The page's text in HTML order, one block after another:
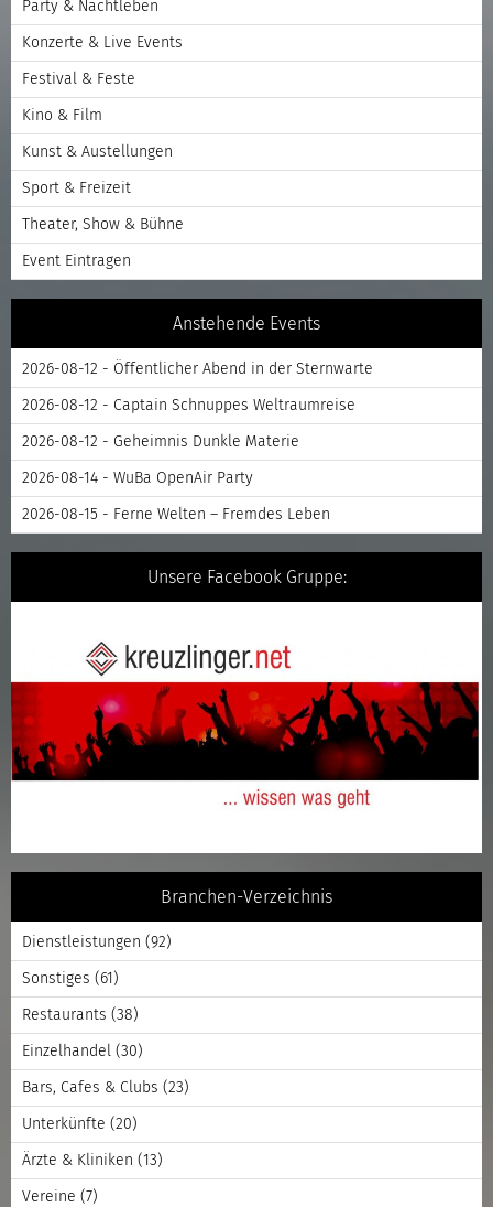
Party & Nachtleben
Konzerte & Live Events
Festival & Feste
Kino & Film
Kunst & Austellungen
Sport & Freizeit
Theater, Show & Bühne
Event Eintragen
Anstehende Events
2026-08-12 - Öffentlicher Abend in der Sternwarte
2026-08-12 - Captain Schnuppes Weltraumreise
2026-08-12 - Geheimnis Dunkle Materie
2026-08-14 - WuBa OpenAir Party
2026-08-15 - Ferne Welten – Fremdes Leben
Unsere Facebook Gruppe:
Branchen-Verzeichnis
Dienstleistungen (92)
Sonstiges (61)
Restaurants (38)
Einzelhandel (30)
Bars, Cafes & Clubs (23)
Unterkünfte (20)
Ärzte & Kliniken (13)
Vereine (7)